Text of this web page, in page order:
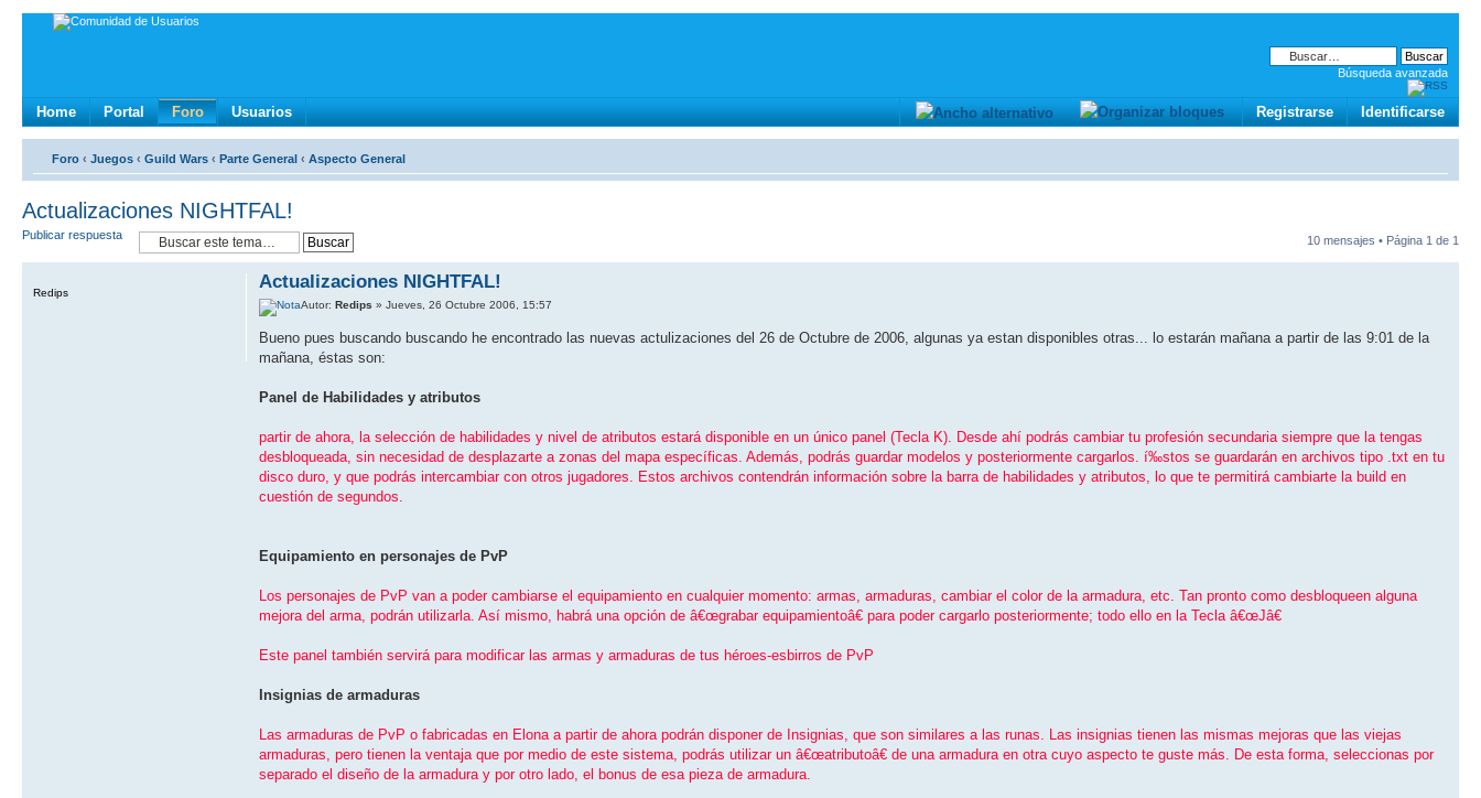
Búsqueda avanzada
Home Portal Foro Usuarios Identificarse
Registrarse
Foro ‹ Juegos ‹ Guild Wars ‹ Parte General ‹ Aspecto General
Actualizaciones NIGHTFAL!
Publicar respuesta 10 mensajes • Página 1 de 1
Actualizaciones NIGHTFAL!
Autor:Redips » Jueves, 26 Octubre 2006, 15:57
Bueno pues buscando buscando he encontrado las nuevas actulizaciones del 26 de Octubre de 2006, algunas ya estan disponibles otras... lo estarán mañana a partir de las 9:01 de la
mañana, éstas son:
Panel de Habilidades y atributos
partir de ahora, la selección de habilidades y nivel de atributos estará disponible en un único panel (Tecla K). Desde ahí­ podrás cambiar tu profesión secundaria siempre que la tengas
desbloqueada, sin necesidad de desplazarte a zonas del mapa especí­ficas. Además, podrás guardar modelos y posteriormente cargarlos. í‰stos se guardarán en archivos tipo .txt en tu
disco duro, y que podrás intercambiar con otros jugadores. Estos archivos contendrán información sobre la barra de habilidades y atributos, lo que te permitirá cambiarte la build en
cuestión de segundos.
Equipamiento en personajes de PvP
Los personajes de PvP van a poder cambiarse el equipamiento en cualquier momento: armas, armaduras, cambiar el color de la armadura, etc. Tan pronto como desbloqueen alguna
mejora del arma, podrán utilizarla. Así­ mismo, habrá una opción de â€œgrabar equipamientoâ€ para poder cargarlo posteriormente; todo ello en la Tecla â€œJâ€
Este panel también servirá para modificar las armas y armaduras de tus héroes-esbirros de PvP
Insignias de armaduras
Las armaduras de PvP o fabricadas en Elona a partir de ahora podrán disponer de Insignias, que son similares a las runas. Las insignias tienen las mismas mejoras que las viejas
armaduras, pero tienen la ventaja que por medio de este sistema, podrás utilizar un â€œatributoâ€ de una armadura en otra cuyo aspecto te guste más. De esta forma, seleccionas por
separado el diseño de la armadura y por otro lado, el bonus de esa pieza de armadura.
Redips